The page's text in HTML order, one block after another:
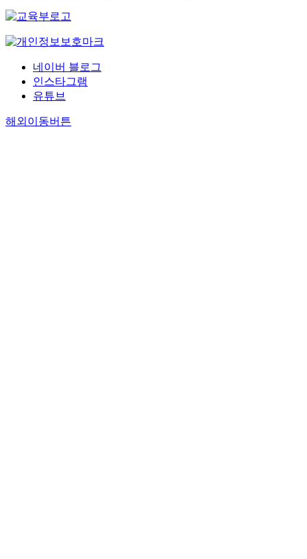
네이버 블로그
인스타그램
유튜브
해외이동버튼